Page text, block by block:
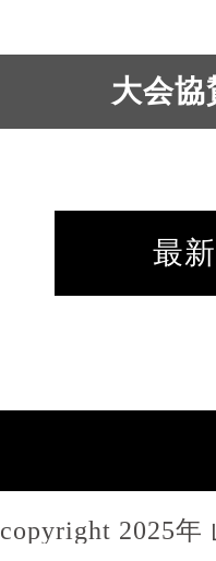
大会
最
copyright 2025